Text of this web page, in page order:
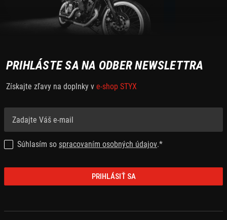
PRIHLÁSTE SA NA ODBER NEWSLETTRA
Získajte zľavy na doplnky v e-shop STYX
Súhlasím so spracovaním osobných údajov.*
PRIHLÁSIŤ SA